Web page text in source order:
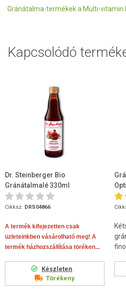
Gránátalma-termékek a Multi-
Kapcsolódó
Dr. Steinberger Bio
Gránátalmalé 330ml
Cikksz. DRS04866
A termék kifejezetten csak
üzleteinkben vásárolható meg! A
termék házhozszállítása töréken...
Készleten
Törékeny